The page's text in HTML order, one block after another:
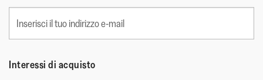
Interessi di acquisto